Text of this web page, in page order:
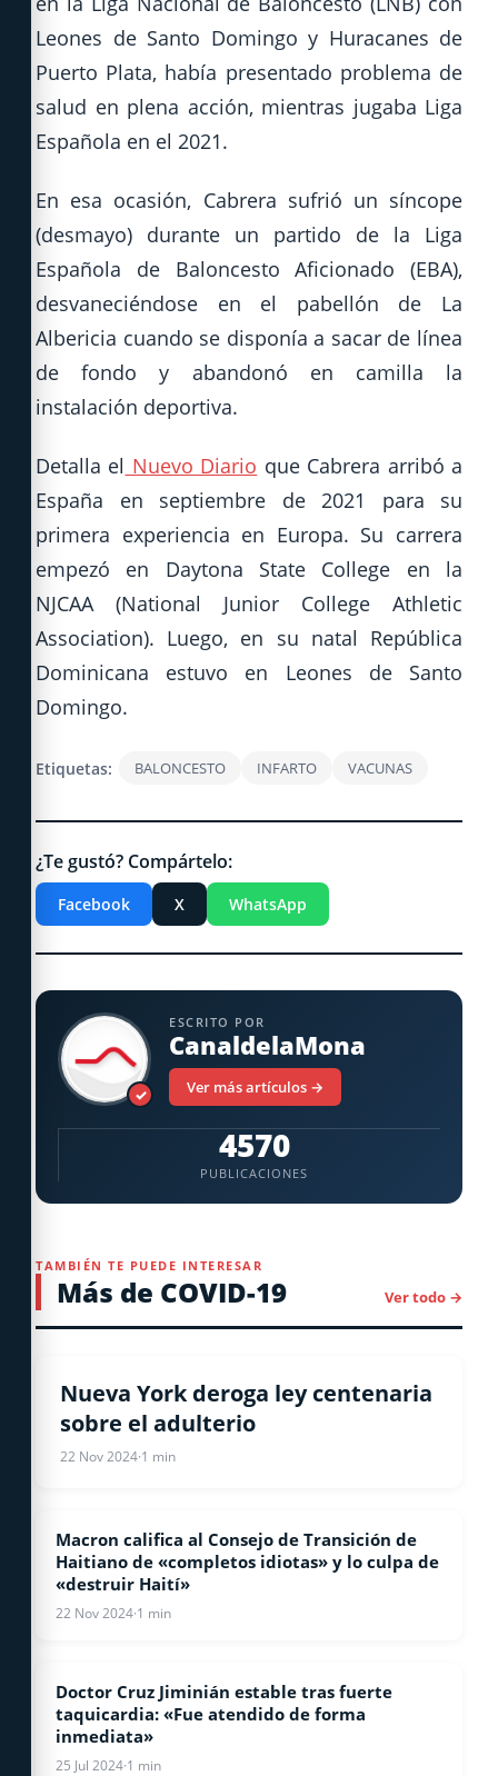
Leones de Santo Domingo y Huracanes de
Puerto Plata, había presentado problema de
salud en plena acción, mientras jugaba Liga
Española en el 2021.
En esa ocasión, Cabrera sufrió un síncope
(desmayo) durante un partido de la Liga
Española de Baloncesto Aficionado (EBA),
desvaneciéndose en el pabellón de La
Albericia cuando se disponía a sacar de línea
de fondo y abandonó en camilla la
instalación deportiva.
Detalla el Nuevo Diario que Cabrera arribó a
España en septiembre de 2021 para su
primera experiencia en Europa. Su carrera
empezó en Daytona State College en la
NJCAA (National Junior College Athletic
Association). Luego, en su natal República
Dominicana estuvo en Leones de Santo
Domingo.
Etiquetas: BALONCESTO INFARTO VACUNAS
¿Te gustó? Compártelo:
Facebook X WhatsApp
✓
ESCRITO POR
CanaldelaMona
Ver más artículos →
4570
PUBLICACIONES
TAMBIÉN TE PUEDE INTERESAR
Más de COVID-19 Ver todo →
Nueva York deroga ley centenaria
sobre el adulterio
22 Nov 2024·1 min
COVID-19
Macron califica al Consejo de Transición de
Haitiano de «completos idiotas» y lo culpa de
«destruir Haití»
22 Nov 2024·1 min
COVID-19
Doctor Cruz Jiminián estable tras fuerte
taquicardia: «Fue atendido de forma
inmediata»
25 Jul 2024·1 min